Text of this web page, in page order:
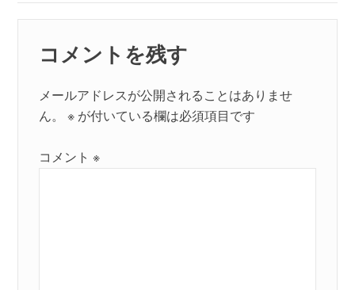
コメントを残す
メールアドレスが公開されることはありませ
ん。
※ が付いている欄は必須項目です
コメント※